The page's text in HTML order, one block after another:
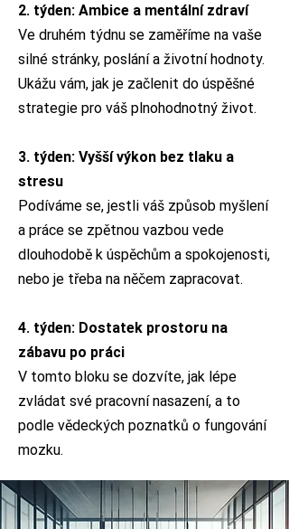
2. týden: Ambice a mentální zdraví
Ve druhém týdnu se zaměříme na vaše
silné stránky, poslání a životní hodnoty.
Ukážu vám, jak je začlenit do úspěšné
strategie pro váš plnohodnotný život.
3. týden: Vyšší výkon bez tlaku a
stresu
Podíváme se, jestli váš způsob myšlení
a práce se zpětnou vazbou vede
dlouhodobě k úspěchům a spokojenosti,
nebo je třeba na něčem zapracovat.
4. týden: Dostatek prostoru na
zábavu po práci
V tomto bloku se dozvíte, jak lépe
zvládat své pracovní nasazení, a to
podle vědeckých poznatků o fungování
mozku.